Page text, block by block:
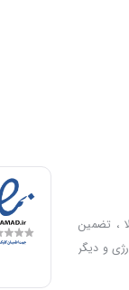
، تضمین
و دیگر